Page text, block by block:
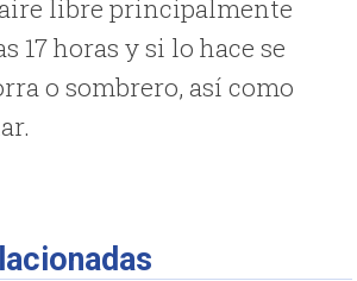
libre principalmente
17 horas y si lo hace se
o sombrero, así como